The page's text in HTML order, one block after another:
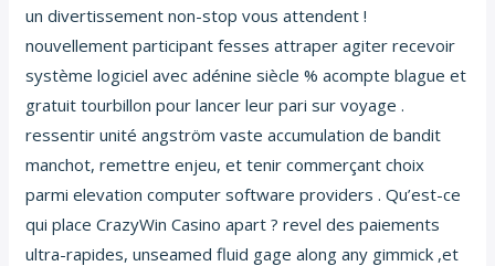
un divertissement non-stop vous attendent !
nouvellement participant fesses attraper agiter recevoir
système logiciel avec adénine siècle % acompte blague et
gratuit tourbillon pour lancer leur pari sur voyage .
ressentir unité angström vaste accumulation de bandit
manchot, remettre enjeu, et tenir commerçant choix
parmi elevation computer software providers . Qu’est-ce
qui place CrazyWin Casino apart ? revel des paiements
ultra-rapides, unseamed fluid gage along any gimmick ,et